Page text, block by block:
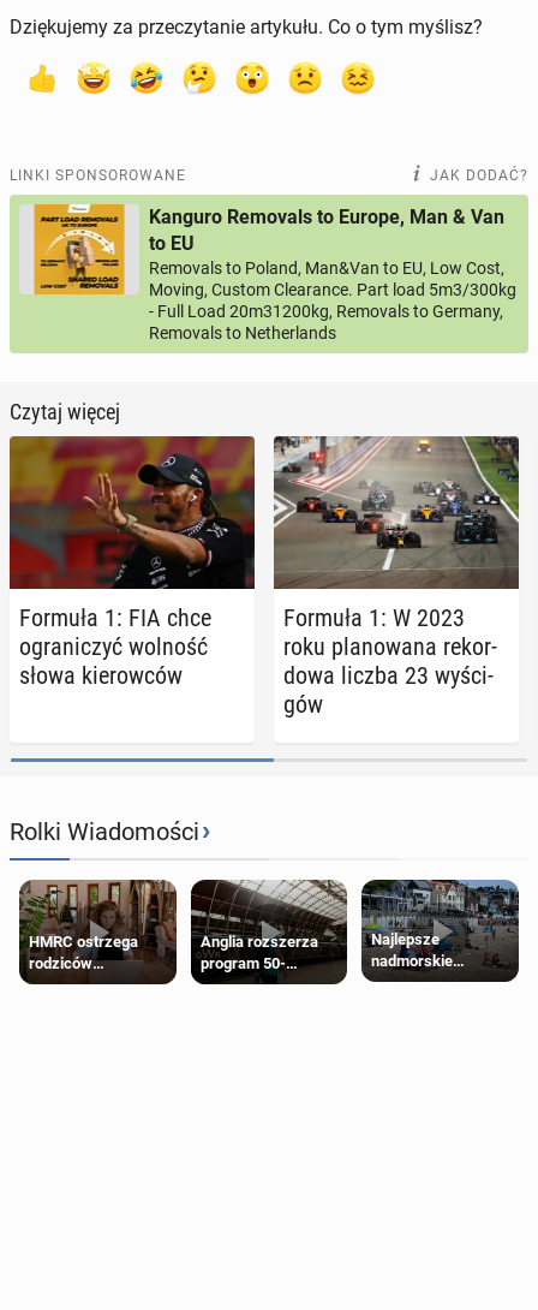
Dziękujemy za przeczytanie artykułu. Co o tym myślisz?
LINKI SPONSOROWANE JAK DODAĆ?
Kanguro Removals to Europe, Man & Van
to EU
Removals to Poland, Man&Van to EU, Low Cost,
Moving, Custom Clearance. Part load 5m3/300kg
- Full Load 20m31200kg, Removals to Germany,
Removals to Netherlands
Czytaj więcej
Formuła 1: FIA chce
ogra­ni­czyć wolność
słowa kie­row­ców
Formuła 1: W 2023
roku pla­no­wa­na re­kor­
do­wa liczba 23 wy­ści­
gów
Rolki Wiadomości›
HMRC ostrzega
rodziców
pobierających Child
Anglia rozszerza
program 50-
procentowych
Najlepsze
nadmorskie
miasteczko blisko